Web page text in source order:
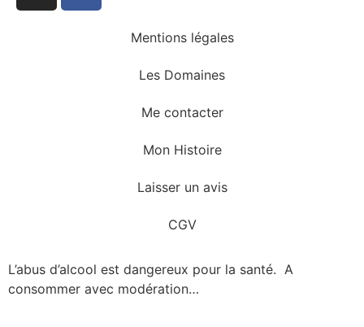
Mentions légales
Les Domaines
Me contacter
Mon Histoire
Laisser un avis
CGV
L’abus d’alcool est dangereux pour la santé. A
consommer avec modération…